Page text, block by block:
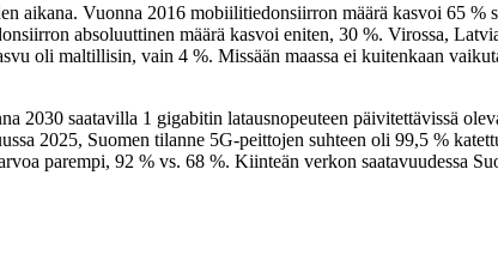
aikana. Vuonna 2016 mobiilitiedonsiirron määrä kasvoi 65 %
absoluuttinen määrä kasvoi eniten, 30 %. Virossa,
oli maltillisin, vain 4 %. Missään maassa ei kuitenkaan
2030 saatavilla 1 gigabitin latausnopeuteen päivitettävissä
2025, Suomen tilanne 5G-peittojen suhteen oli 99,5 %
parempi, 92 % vs. 68 %. Kiinteän verkon saatavuudessa